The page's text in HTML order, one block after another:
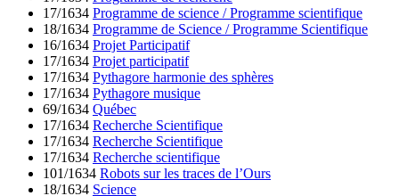
17/1634 Programme de science / Programme scientifique
18/1634 Programme de Science / Programme Scientifique
16/1634 Projet Participatif
17/1634 Projet participatif
17/1634 Pythagore harmonie des sphères
17/1634 Pythagore musique
69/1634 Québec
17/1634 Recherche Scientifique
17/1634 Recherche Scientifique
17/1634 Recherche scientifique
101/1634 Robots sur les traces de l’Ours
18/1634 Science